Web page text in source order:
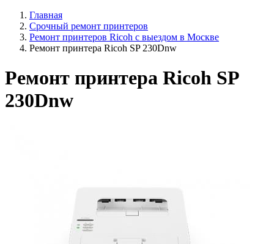
Главная
Срочный ремонт принтеров
Ремонт принтеров Ricoh с выездом в Москве
Ремонт принтера Ricoh SP 230Dnw
Ремонт принтера Ricoh SP
230Dnw